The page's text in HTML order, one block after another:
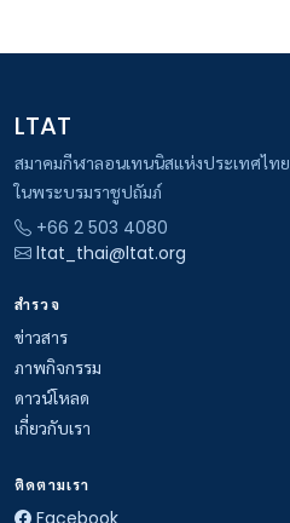
LTAT
สมาคมกีฬาลอนเทนนิสแห่งประเทศไทย
ในพระบรมราชูปถัมภ์
+66 2 503 4080
ltat_thai@ltat.org
สำรวจ
ข่าวสาร
ภาพกิจกรรม
ดาวน์โหลด
เกี่ยวกับเรา
ติดตามเรา
Facebook